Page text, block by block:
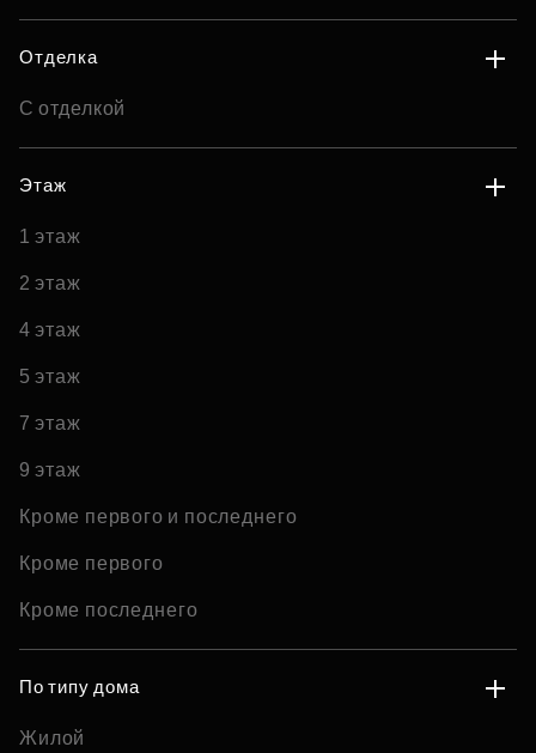
Отделка
С отделкой
Этаж
1 этаж
2 этаж
4 этаж
5 этаж
7 этаж
9 этаж
Кроме первого и последнего
Кроме первого
Кроме последнего
По типу дома
Жилой